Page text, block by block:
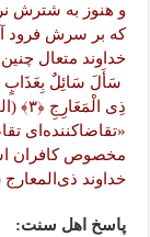
و هنوز به شترش
که بر سرش فرود
خداوند متعال
ذِی الْمَعَارِجِ ﴿٣﴾ (المعارج: ۱-۳).
«تقاضاکننده‌ای
مخصوص کافران
خداوند
پاسخ اهل سنت: